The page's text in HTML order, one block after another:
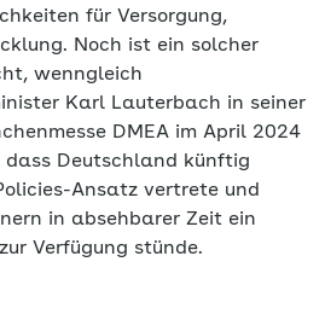
für Versorgung,
Noch ist ein solcher
wenngleich
Karl Lauterbach in seiner
DMEA im April 2024
dass Deutschland künftig
Ansatz vertrete und
in absehbarer Zeit ein
Verfügung stünde.